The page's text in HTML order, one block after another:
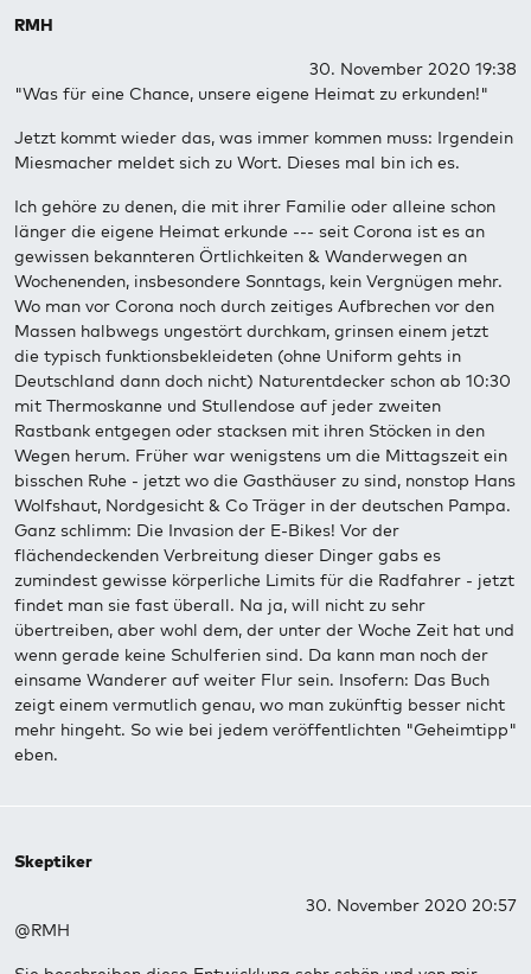
RMH
30. November 2020 19:38
"Was für eine Chance, unsere eigene Heimat zu erkunden!"
Jetzt kommt wieder das, was immer kommen muss: Irgendein
Miesmacher meldet sich zu Wort. Dieses mal bin ich es.
Ich gehöre zu denen, die mit ihrer Familie oder alleine schon
länger die eigene Heimat erkunde --- seit Corona ist es an
gewissen bekannteren Örtlichkeiten & Wanderwegen an
Wochenenden, insbesondere Sonntags, kein Vergnügen mehr.
Wo man vor Corona noch durch zeitiges Aufbrechen vor den
Massen halbwegs ungestört durchkam, grinsen einem jetzt
die typisch funktionsbekleideten (ohne Uniform gehts in
Deutschland dann doch nicht) Naturentdecker schon ab 10:30
mit Thermoskanne und Stullendose auf jeder zweiten
Rastbank entgegen oder stacksen mit ihren Stöcken in den
Wegen herum. Früher war wenigstens um die Mittagszeit ein
bisschen Ruhe - jetzt wo die Gasthäuser zu sind, nonstop Hans
Wolfshaut, Nordgesicht & Co Träger in der deutschen Pampa.
Ganz schlimm: Die Invasion der E-Bikes! Vor der
flächendeckenden Verbreitung dieser Dinger gabs es
zumindest gewisse körperliche Limits für die Radfahrer - jetzt
findet man sie fast überall. Na ja, will nicht zu sehr
übertreiben, aber wohl dem, der unter der Woche Zeit hat und
wenn gerade keine Schulferien sind. Da kann man noch der
einsame Wanderer auf weiter Flur sein. Insofern: Das Buch
zeigt einem vermutlich genau, wo man zukünftig besser nicht
mehr hingeht. So wie bei jedem veröffentlichten "Geheimtipp"
eben.
Skeptiker
30. November 2020 20:57
@RMH